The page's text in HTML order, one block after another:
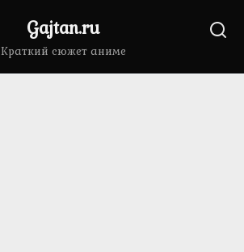
Gajtan.ru
Краткий сюжет аниме